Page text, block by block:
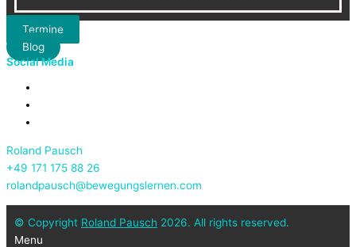
Termine
Blog
Social Media
Roland Pausch
+49 171 175 88 26
rolandpausch@bewegungslernen.com
© Copyright Roland Pausch 2026. All rights reserved.
Menu